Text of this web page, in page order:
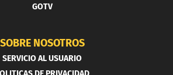
GOTV
SOBRE NOSOTROS
SERVICIO AL USUARIO